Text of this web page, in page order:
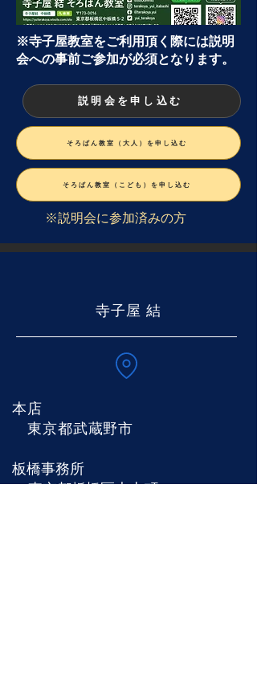
※寺子屋教室をご利用頂く際には説明
会への事前ご参加が必須となります。
説明会を申し込む
そろばん教室（大人）を申し込む
そろばん教室（こども）を申し込む
※説明会に参加済みの方
結
寺子屋 結
本店
東京都武蔵野市
板橋事務所
東京都板橋区大山町